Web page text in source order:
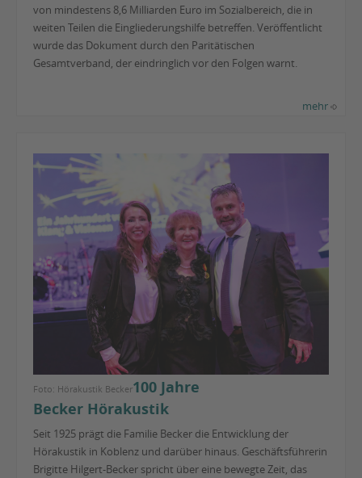
von mindestens 8,6 Milliarden Euro im Sozialbereich, die in
weiten Teilen die Eingliederungshilfe betreffen. Veröffentlicht
wurde das Dokument durch den Paritätischen
Gesamtverband, der eindringlich vor den Folgen warnt.
mehr
Foto: Hörakustik Becker100 Jahre
Becker Hörakustik
Seit 1925 prägt die Familie Becker die Entwicklung der
Hörakustik in Koblenz und darüber hinaus. Geschäftsführerin
Brigitte Hilgert-Becker spricht über eine bewegte Zeit, das